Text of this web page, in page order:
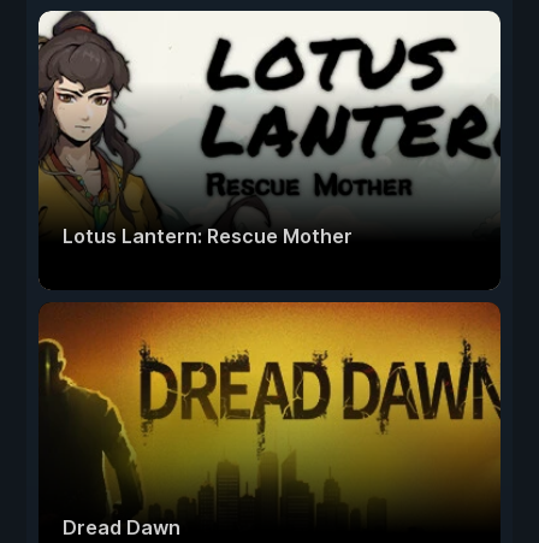
Lotus Lantern: Rescue Mother
Dread Dawn